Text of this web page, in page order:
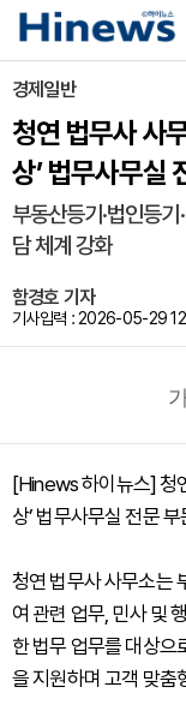
경제일반
청연 법무사 사
상’ 법무사무실
부동산등기·법인등
담 체계 강화
함경호 기자
기사입력 : 2026-05-29
[Hinews 하이뉴스] 청
상’ 법무사무실 전문
청연 법무사 사무소는
여 관련 업무, 민사 및
한 법무 업무를 대상으
을 지원하며 고객 맞춤